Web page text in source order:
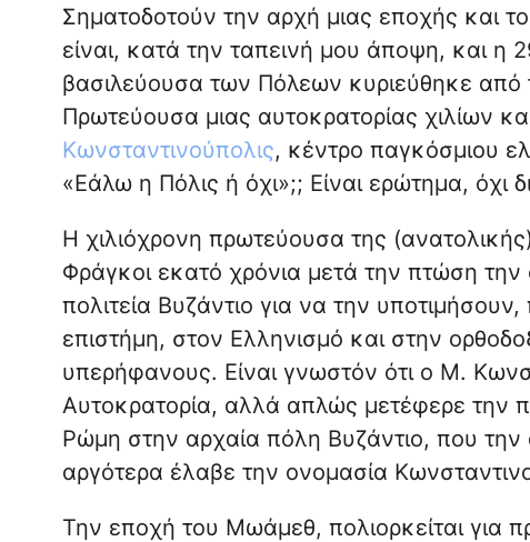
Σηματοδοτούν την αρχή μιας εποχής και
είναι, κατά την ταπεινή μου άποψη, και
βασιλεύουσα των Πόλεων κυριεύθηκε
Πρωτεύουσα μιας αυτοκρατορίας χιλίων
Κωνσταντινούπολις, κέντρο παγκόσμιου
«Εάλω η Πόλις ή όχι»;; Είναι ερώτημα, όχι
Η χιλιόχρονη πρωτεύουσα της
Φράγκοι εκατό χρόνια μετά την πτώση
πολιτεία Βυζάντιο για να την
επιστήμη, στον Ελληνισμό και στην
υπερήφανους. Είναι γνωστόν ότι ο Μ.
Αυτοκρατορία, αλλά απλώς μετέφερε την
Ρώμη στην αρχαία πόλη Βυζάντιο, που
αργότερα έλαβε την ονομασία
Την εποχή του Μωάμεθ, πολιορκείται